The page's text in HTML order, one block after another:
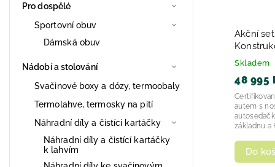
Pro dospělé
Sportovní obuv
Dámská obuv
Nádobí a stolování
Svačinové boxy a dózy, termoobaly
Termolahve, termosky na pití
Náhradní díly a čistící kartáčky
Náhradní díly a čistící kartáčky
k lahvím
Akční
korba +
Skladem
48 995
Do
autem s
základnu a